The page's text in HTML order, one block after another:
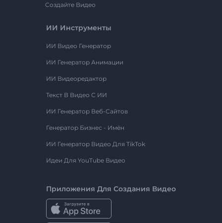
Создайте Видео
ИИ Инструменты
ИИ Видео Генератор
ИИ Генератор Анимации
ИИ Видеоредактор
Текст В Видео С ИИ
ИИ Генератор Веб-Сайтов
Генератор Бизнес - Имён
ИИ Генератор Видео Для TikTok
Идеи Для YouTube Видео
Приложения Для Создания Видео